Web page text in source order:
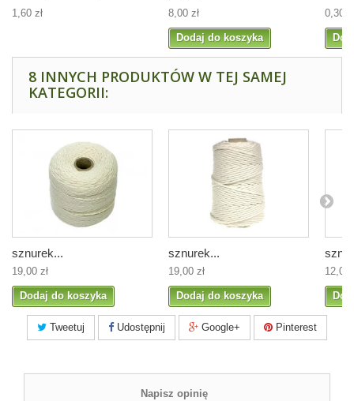
1,60 zł
8,00 zł
Dodaj do koszyka
0,30
8 INNYCH PRODUKTÓW W TEJ SAMEJ
KATEGORII:
sznurek...
19,00 zł
Dodaj do koszyka
sznurek...
19,00 zł
Dodaj do koszyka
12,00
Tweetuj Udostępnij Google+ Pinterest
Napisz opinię